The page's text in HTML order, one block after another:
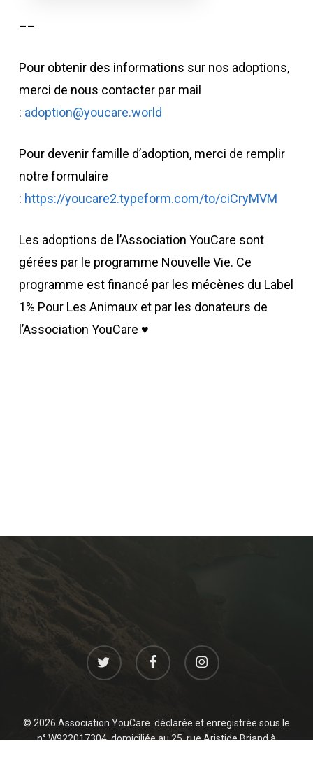
––
Pour obtenir des informations sur nos adoptions,
merci de nous contacter par mail
: adoption@youcare.world
Pour devenir famille d’adoption, merci de remplir
notre formulaire
: https://youcare2.typeform.com/to/ciCryMVM
Les adoptions de l’Association YouCare sont
gérées par le programme Nouvelle Vie. Ce
programme est financé par les mécènes du Label
1% Pour Les Animaux et par les donateurs de
l’Association YouCare ♥
twitter facebook instagram
© 2026 Association YouCare. déclarée et enregistrée sous le
n° W922017304, domiciliée au 25, rue Aristide Briand à